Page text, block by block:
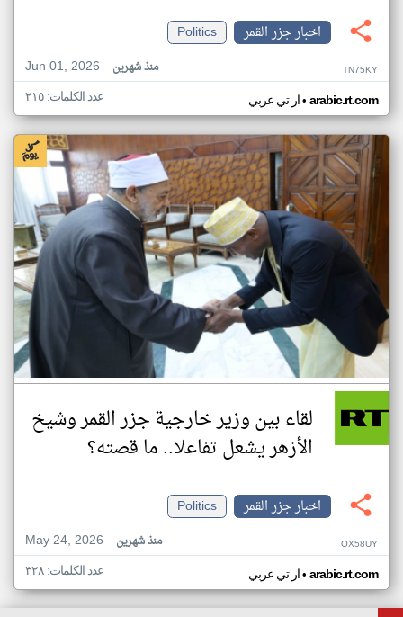
اخبار جزر القمر
Politics
Jun 01, 2026
منذ شهرين TN75KY
ار تي عربي• arabic.rt.com عدد الكلمات: ٢١٥
لقاء بين وزير خارجية جزر القمر وشيخ
الأزهر يشعل تفاعلا.. ما قصته؟
اخبار جزر القمر
Politics
May 24, 2026
منذ شهرين OX58UY
ار تي عربي• arabic.rt.com عدد الكلمات: ٣٢٨